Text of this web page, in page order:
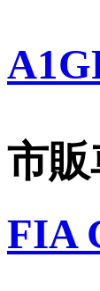
市
FIA